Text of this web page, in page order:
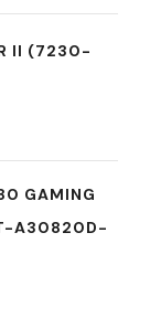
II (7230-
GAMING
A30820D-